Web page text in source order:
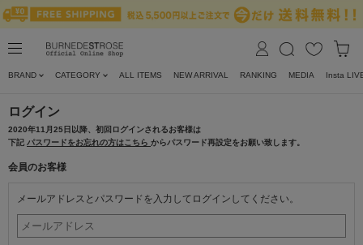
BRAND CATEGORY ALL ITEMS NEW ARRIVAL RANKING MEDIA Insta
ログイン
2020年11月25日以降、初回ログインされるお客様は
下記 パスワードをお忘れの方はこちら からパスワード再設定をお願い致します。
会員のお客様
メールアドレスとパスワードを入力してログインしてください。